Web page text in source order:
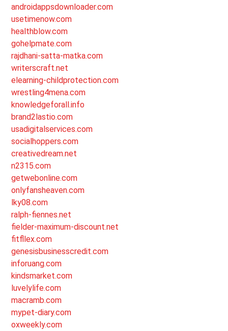
androidappsdownloader.com
usetimenow.com
healthblow.com
gohelpmate.com
rajdhani-satta-matka.com
writerscraft.net
elearning-childprotection.com
wrestling4mena.com
knowledgeforall.info
brand2lastio.com
usadigitalservices.com
socialhoppers.com
creativedream.net
n2315.com
getwebonline.com
onlyfansheaven.com
lky08.com
ralph-fiennes.net
fielder-maximum-discount.net
fitfllex.com
genesisbusinesscredit.com
inforuang.com
kindsmarket.com
luvelylife.com
macramb.com
mypet-diary.com
oxweekly.com